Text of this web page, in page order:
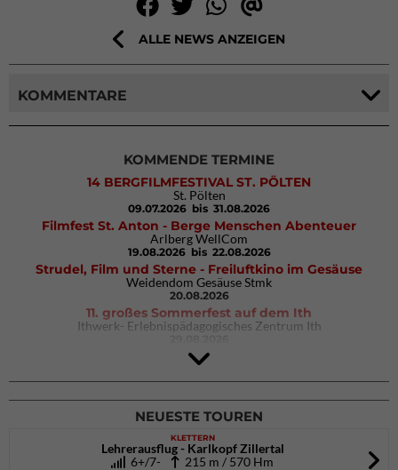
ALLE NEWS ANZEIGEN
KOMMENTARE
KOMMENDE TERMINE
14 BERGFILMFESTIVAL ST. PÖLTEN
St. Pölten
09.07.2026 bis 31.08.2026
Filmfest St. Anton - Berge Menschen Abenteuer
Arlberg WellCom
19.08.2026 bis 22.08.2026
Strudel, Film und Sterne - Freiluftkino im Gesäuse
Weidendom Gesäuse Stmk
20.08.2026
11. großes Sommerfest auf dem Ith
Ithwerk- Erlebnispädagogisches Zentrum Ith
4Blocs KIDS 2026
DAV Kletter- & Boulderzentrum München Süd (Thalkirchen)
26.09.2026
NEUESTE TOUREN
KLETTERN
Lehrerausflug - Karlkopf Zillertal
6+/7-
215 m / 570 Hm